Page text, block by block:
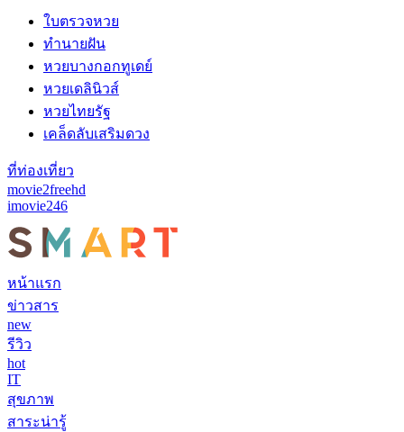
ใบตรวจหวย
ทำนายฝัน
หวยบางกอกทูเดย์
หวยเดลินิวส์
หวยไทยรัฐ
เคล็ดลับเสริมดวง
ที่ท่องเที่ยว
movie2freehd
imovie246
หน้าแรก
ข่าวสาร
new
รีวิว
hot
IT
สุขภาพ
สาระน่ารู้